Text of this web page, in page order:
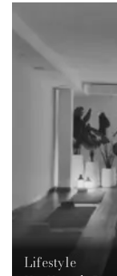
Lifestyle